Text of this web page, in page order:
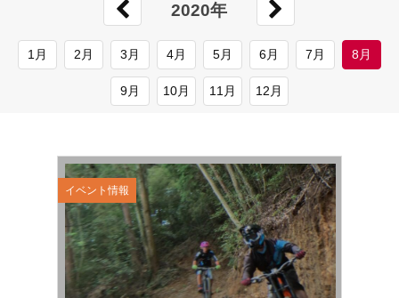
2020年
1月 2月 3月 4月 5月 6月 7月 8月
9月 10月 11月 12月
イベント情報